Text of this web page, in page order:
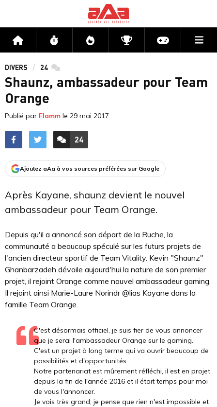
Accueil Flux Directs CompétitionsActu jeux
DIVERS 24 commentaires
Shaunz, ambassadeur pour Team
Orange
Publié par Flamm le 29 mai 2017
ACCÉDER AUX
24
COMMENTAIRES
Ajoutez aAa à vos sources préférées sur Google
Après Kayane, shaunz devient le nouvel
ambassadeur pour Team Orange.
Depuis qu'il a annoncé son départ de la Ruche, la
communauté a beaucoup spéculé sur les futurs projets de
l'ancien directeur sportif de Team Vitality. Kevin "Shaunz"
Ghanbarzadeh dévoile aujourd'hui la nature de son premier
projet, il rejoint Orange comme nouvel ambassadeur gaming.
Il rejoint ainsi Marie-Laure Norindr @lias Kayane dans la
famille Team Orange.
C'est désormais officiel, je suis fier de vous annoncer
que je serai l'ambassadeur Orange sur le gaming.
C'est un projet à long terme qui va ouvrir beaucoup de
possibilités et d'opportunités.
Notre partenariat est mûrement réfléchi, il est en projet
depuis la fin de l'année 2016 et il était temps pour moi
de vous l'annoncer.
Je vois très grand, je pense que rien n'est impossible et